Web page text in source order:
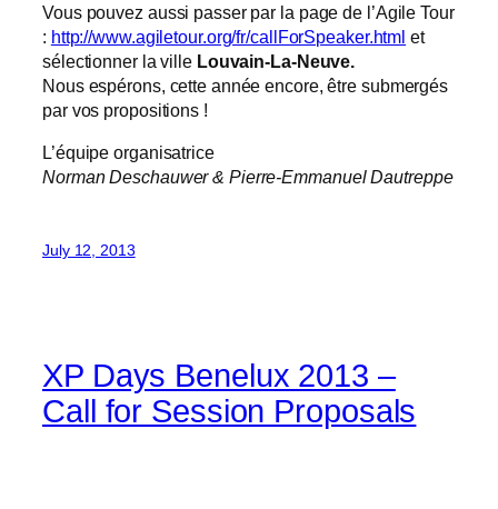
Vous pouvez aussi passer par la page de l’Agile Tour
: http://www.agiletour.org/fr/callForSpeaker.html et
sélectionner la ville Louvain-La-Neuve.
Nous espérons, cette année encore, être submergés
par vos propositions !
L’équipe organisatrice
Norman Deschauwer & Pierre-Emmanuel Dautreppe
July 12, 2013
XP Days Benelux 2013 –
Call for Session Proposals